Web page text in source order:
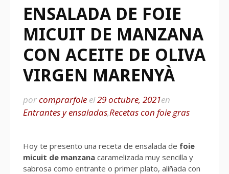
ENSALADA DE FOIE
MICUIT DE MANZANA
CON ACEITE DE OLIVA
VIRGEN MARENYÀ
porcomprarfoie el29 octubre, 2021en
Entrantes y ensaladas,Recetas con foie gras
Hoy te presento una receta de ensalada de foie
micuit de manzana caramelizada muy sencilla y
sabrosa como entrante o primer plato, aliñada con